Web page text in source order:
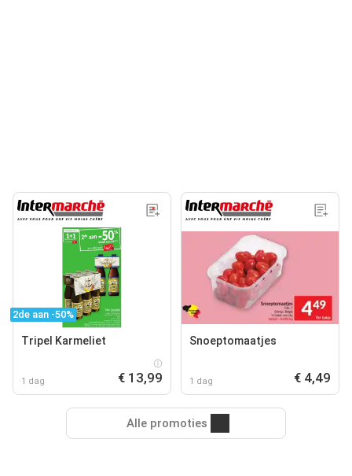
2de aan -50%
Tripel Karmeliet
1 dag € 13,99
Snoeptomaatjes
1 dag € 4,49
Alle promoties